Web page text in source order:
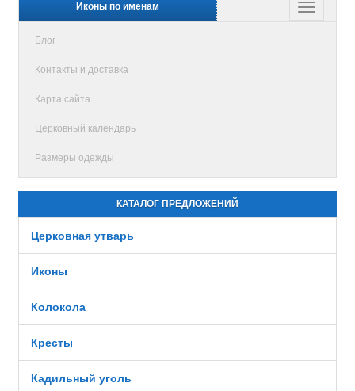
Иконы по именам
Блог
Контакты и доставка
Карта сайта
Церковный календарь
Размеры одежды
КАТАЛОГ ПРЕДЛОЖЕНИЙ
Церковная утварь
Иконы
Колокола
Кресты
Кадильный уголь